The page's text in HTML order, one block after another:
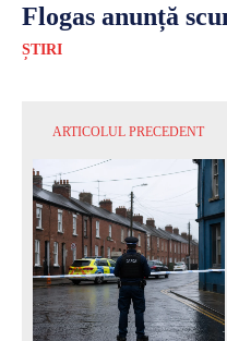
Flogas anunță
ȘTIRI
ARTICOLUL PRECEDENT